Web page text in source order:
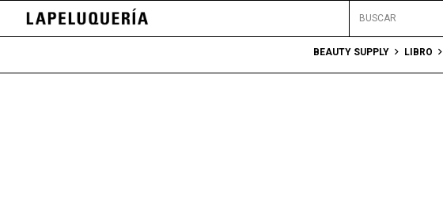
BEAUTY SUPPLY LIBRO